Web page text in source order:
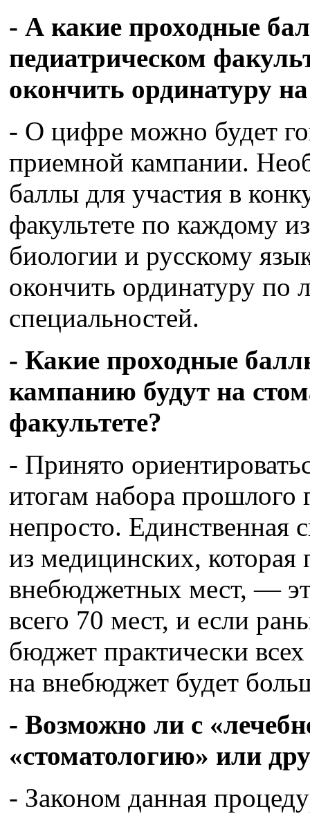
- А какие проходные
педиатрическом
окончить ординатуру
- О цифре можно будет
приемной кампании.
баллы для участия в
факультете по каждому
биологии и русскому
окончить ординатуру
специальностей.
- Какие проходные
кампанию будут на
факультете?
- Принято
итогам набора прошлого
непросто. Единственная
из медицинских, которая
внебюджетных мест, —
всего 70 мест, и если
бюджет практически
на внебюджет будет
- Возможно ли с
«стоматологию» или
- Законом данная